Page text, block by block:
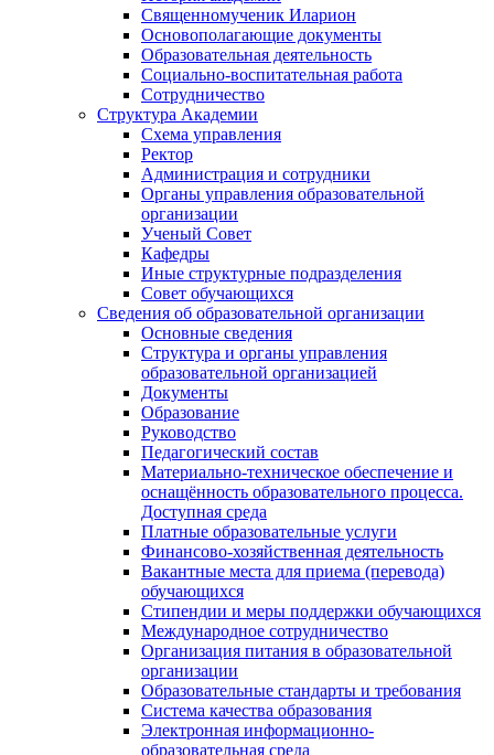
Священномученик Иларион
Основополагающие документы
Образовательная деятельность
Социально-воспитательная работа
Сотрудничество
Структура Академии
Схема управления
Ректор
Администрация и сотрудники
Органы управления образовательной
организации
Ученый Совет
Кафедры
Иные структурные подразделения
Совет обучающихся
Сведения об образовательной организации
Основные сведения
Структура и органы управления
образовательной организацией
Документы
Образование
Руководство
Педагогический состав
Материально-техническое обеспечение и
оснащённость образовательного процесса.
Доступная среда
Платные образовательные услуги
Финансово-хозяйственная деятельность
Вакантные места для приема (перевода)
обучающихся
Стипендии и меры поддержки обучающихся
Международное сотрудничество
Организация питания в образовательной
организации
Образовательные стандарты и требования
Система качества образования
Электронная информационно-
образовательная среда